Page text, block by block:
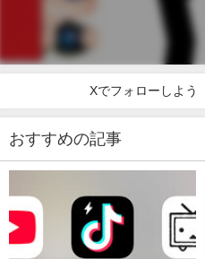
Xでフォローしよう
おすすめの記事